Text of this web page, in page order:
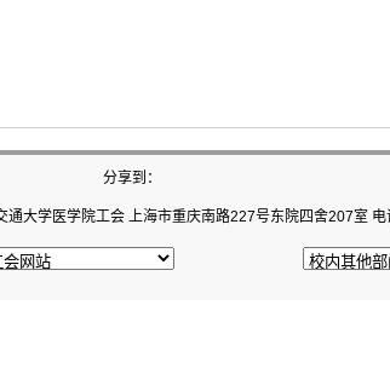
通大学医学院工会 上海市重庆南路227号东院四舍207室
分享到：